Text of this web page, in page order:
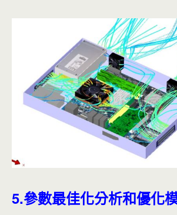
5.參數最佳化分析和優化